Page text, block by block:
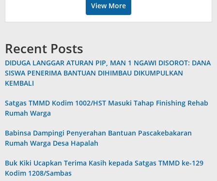
View More
Recent Posts
DIDUGA LANGGAR ATURAN PIP, MAN 1 NGAWI DISOROT: DANA
SISWA PENERIMA BANTUAN DIHIMBAU DIKUMPULKAN
KEMBALI
Satgas TMMD Kodim 1002/HST Masuki Tahap Finishing Rehab
Rumah Warga
Babinsa Dampingi Penyerahan Bantuan Pascakebakaran
Rumah Warga Desa Hapalah
Buk Kiki Ucapkan Terima Kasih kepada Satgas TMMD ke-129
Kodim 1208/Sambas